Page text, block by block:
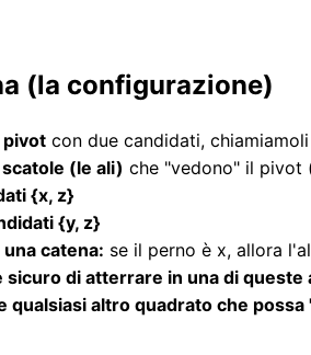
(la configurazione)
pivot con due candidati,
(le ali) che "vedono" il pivot
{x, z}
{y, z}
catena: se il perno è x, allora
sicuro di atterrare in una di queste
qualsiasi altro quadrato che